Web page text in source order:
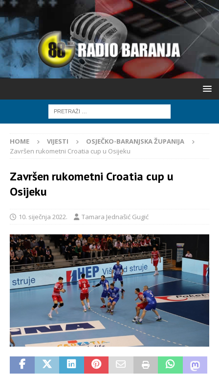
HOME VIJESTI
OSJEČKO-BARANJSKA ŽUPANIJA
Završen rukometni Croatia cup u Osijeku
Završen rukometni Croatia cup u
Osijeku
10. siječnja 2022. Tamara Jednašić Gugić